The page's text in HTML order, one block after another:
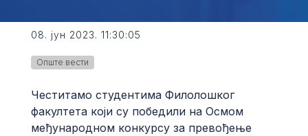
08. јун 2023. 11:30:05
Опште вести
Честитамо студентима Филолошког
факултета који су победили на Осмом
међународном конкурсу за превођење